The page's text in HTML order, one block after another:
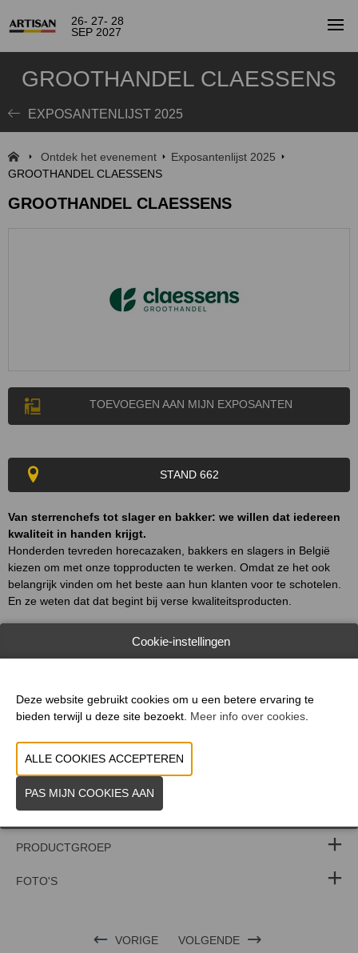
26- 27- 28
SEP 2027
GROOTHANDEL CLAESSENS
EXPOSANTENLIJST 2025
Ontdek het evenement
Exposantenlijst 2025
GROOTHANDEL CLAESSENS
GROOTHANDEL CLAESSENS
TOEVOEGEN AAN MIJN EXPOSANTEN
STAND 662
Van sterrenchefs tot slager en bakker: we willen dat iedereen
kwaliteit in handen krijgt.
Honderden tevreden horecazaken, bakkers en slagers in België
kiezen om met onze topproducten te werken. Omdat ze het ook
belangrijk vinden om het beste aan hun klanten voor te schotelen.
En ze weten dat dat begint bij verse kwaliteitsproducten.
Smakelijk!
WEBSITE CATALOGUS
PRODUCTGROEP
FOTO'S
VORIGE VOLGENDE
Cookie-instellingen
Deze website gebruikt cookies om u een betere ervaring te
bieden terwijl u deze site bezoekt. Meer info over cookies